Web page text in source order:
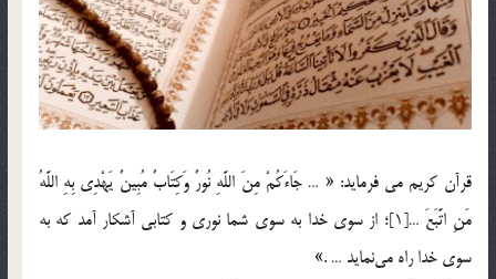
قرآن كريم مي فرمايد: « … جَاءَكُمْ مِنَ اللَّهِ نُورٌ وَكِتَابٌ مُبِينٌ يَهْدِي بِهِ اللَّهُ
مَنِ اتَّبَعَ …[1]؛ از سوي خدا به سوي شما نوري و كتابي آشكار آمد كه به
سوي خدا راه مي‌نمايد … .»